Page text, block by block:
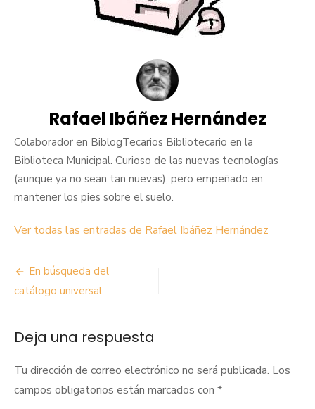
Rafael Ibáñez Hernández
Colaborador en BiblogTecarios Bibliotecario en la
Biblioteca Municipal. Curioso de las nuevas tecnologías
(aunque ya no sean tan nuevas), pero empeñado en
mantener los pies sobre el suelo.
Ver todas las entradas de Rafael Ibáñez Hernández
Navegación
de
En búsqueda del
catálogo universal
Deja una respuesta
Tu dirección de correo electrónico no será publicada. Los
campos obligatorios están marcados con *